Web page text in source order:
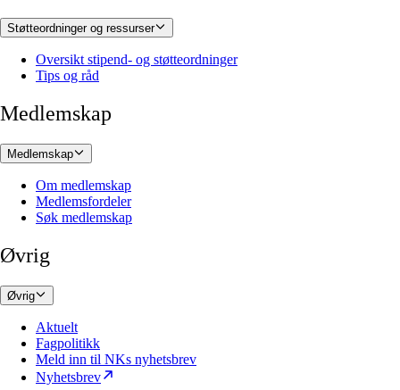
Støtteordninger og ressurser
Oversikt stipend- og støtteordninger
Tips og råd
Medlemskap
Medlemskap
Om medlemskap
Medlemsfordeler
Søk medlemskap
Øvrig
Øvrig
Aktuelt
Fagpolitikk
Meld inn til NKs nyhetsbrev
Nyhetsbrev